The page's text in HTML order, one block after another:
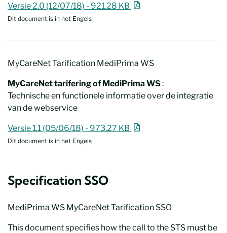
MediPrima Consultation WS v1
Versie 2.0 (12/07/18) - 921.28 KB Nieuw venster
Dit document is in het Engels
MyCareNet Tarification MediPrima WS
MyCareNet tarifering of MediPrima WS:
Technische en functionele informatie over de integratie
van de webservice
MyCareNet Tarification MediPrima WS
Versie 1.1 (05/06/18) - 973.27 KB Nieuw venster
Dit document is in het Engels
Specification SSO
MediPrima WS MyCareNet Tarification SSO
This document specifies how the call to the STS must be